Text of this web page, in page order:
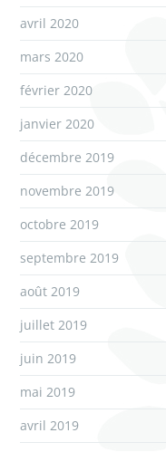
avril 2020
mars 2020
février 2020
janvier 2020
décembre 2019
novembre 2019
octobre 2019
septembre 2019
août 2019
juillet 2019
juin 2019
mai 2019
avril 2019